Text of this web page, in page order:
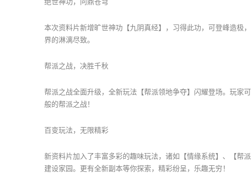
本次资料片新增旷世神功【九阴真经】，习得此功，可登峰造极
界的淋漓尽致。
帮派之战，决胜千秋
帮派之战全面升级，全新玩法【帮派领地争夺】闪耀登场。玩家
般的帮派之战！
百变玩法，无限精彩
新资料片加入了丰富多彩的趣味玩法，诸如【情缘系统】、【帮
建设家园。更有全新副本等你探索，精彩纷呈，乐趣无穷！